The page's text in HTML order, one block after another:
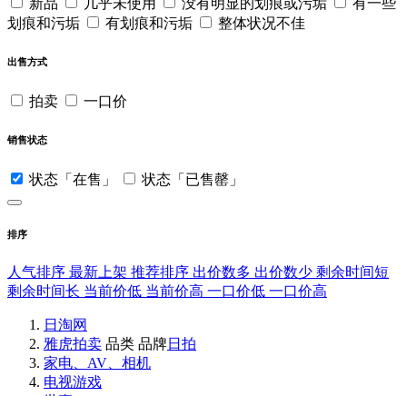
划痕和污垢
有划痕和污垢 整体状况不佳
出售方式
拍卖 一口价
销售状态
状态「在售」 状态「已售罄」
排序
人气排序 最新上架 推荐排序 出价数多 出价数少 剩余时间短
剩余时间长 当前价低 当前价高 一口价低 一口价高
日淘网
雅虎拍卖 品类 品牌日拍
家电、AV、相机
电视游戏